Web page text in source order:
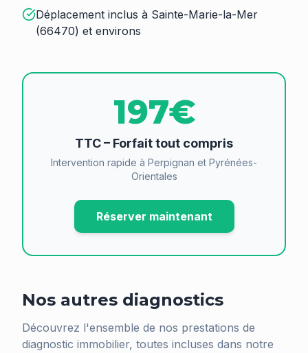
Déplacement inclus à Sainte-Marie-la-Mer
(66470) et environs
197€
TTC – Forfait tout compris
Intervention rapide à Perpignan et Pyrénées-
Orientales
Réserver maintenant
Nos autres diagnostics
Découvrez l'ensemble de nos prestations de
diagnostic immobilier, toutes incluses dans notre